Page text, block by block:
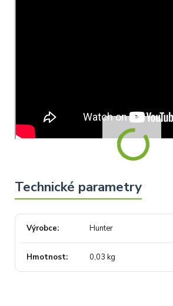
Výrobce Hunter
Hmotnost 0,03 kg